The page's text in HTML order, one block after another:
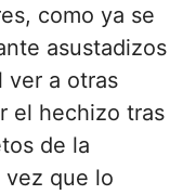
como ya se
asustadizos
ver a otras
el hechizo tras
de la
vez que lo